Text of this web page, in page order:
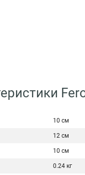
10 см
12 см
10 см
0.24 кг